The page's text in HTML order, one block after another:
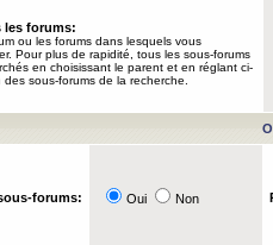
les forums:
ou les forums dans lesquels vous
Pour plus de rapidité, tous les sous-forums
en choisissant le parent et en réglant ci-
des sous-forums de la recherche.
forums: Oui Non